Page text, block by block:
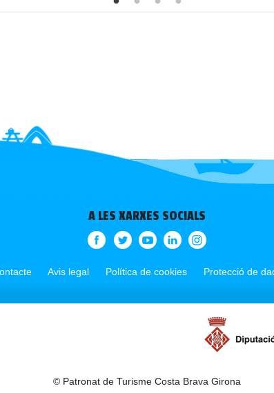
A LES XARXES SOCIALS
Avis legal Política de cookies Protecció de
© Patronat de Turisme Costa Brava Girona